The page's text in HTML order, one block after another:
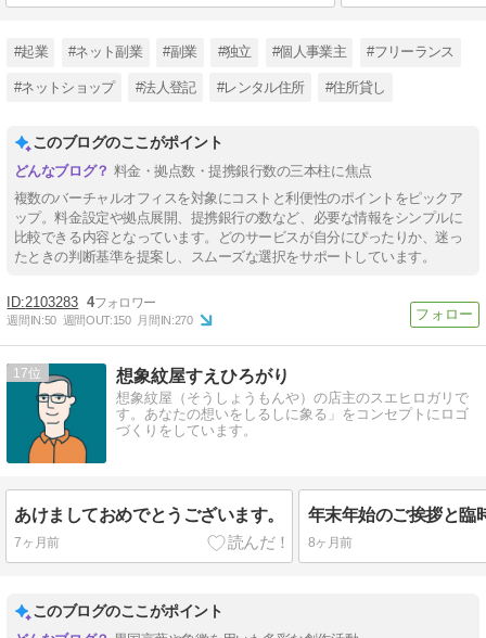
#起業 #ネット副業 #副業 #独立 #個人事業主 #フリーランス
#ネットショップ #法人登記 #レンタル住所 #住所貸し
このブログのここがポイント
料金・拠点数・提携銀行数の三本柱に焦点
複数のバーチャルオフィスを対象にコストと利便性のポイントをピックア
ップ。料金設定や拠点展開、提携銀行の数など、必要な情報をシンプルに
比較できる内容となっています。どのサービスが自分にぴったりか、迷っ
たときの判断基準を提案し、スムーズな選択をサポートしています。
2103283 4
週間IN:50 週間OUT:150 月間IN:270
17 想象紋屋すえひろがり
想象紋屋（そうしょうもんや）の店主のスエヒロガリで
す。あなたの想いをしるしに象る」をコンセプトにロゴ
づくりをしています。
あけましておめでとうございます。
7ヶ月前
年末年始のご挨拶と臨
8ヶ月前
このブログのここがポイント